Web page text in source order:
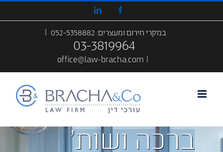
Facebook
LinkedIn
במקרי חירום ומעצרים: 052-5358882
03-3819964
office@law-bracha.com
ברכה ושות׳